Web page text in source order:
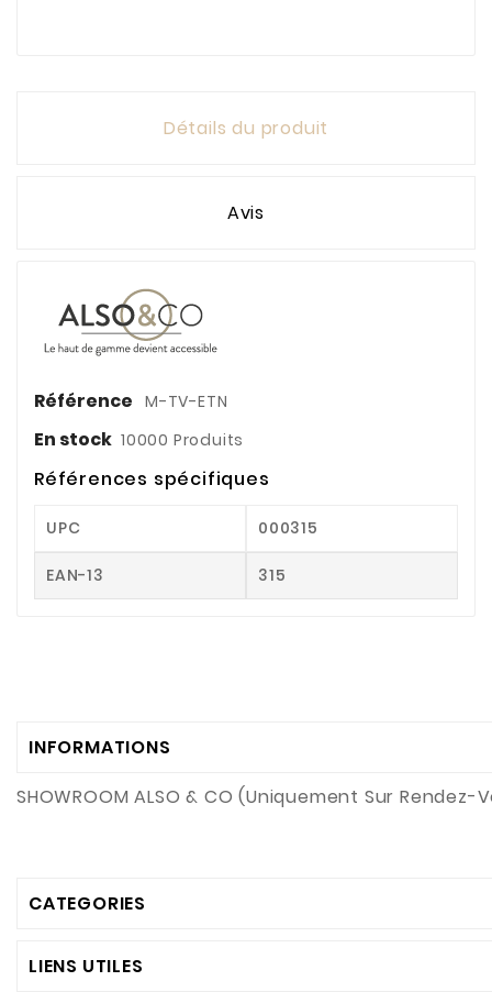
Détails du produit
Avis
Référence M-TV-ETN
En stock 10000 Produits
Références spécifiques
UPC 000315
EAN-13 315
INFORMATIONS
SHOWROOM ALSO & CO (Uniquement Sur Rendez-
CATEGORIES
LIENS UTILES